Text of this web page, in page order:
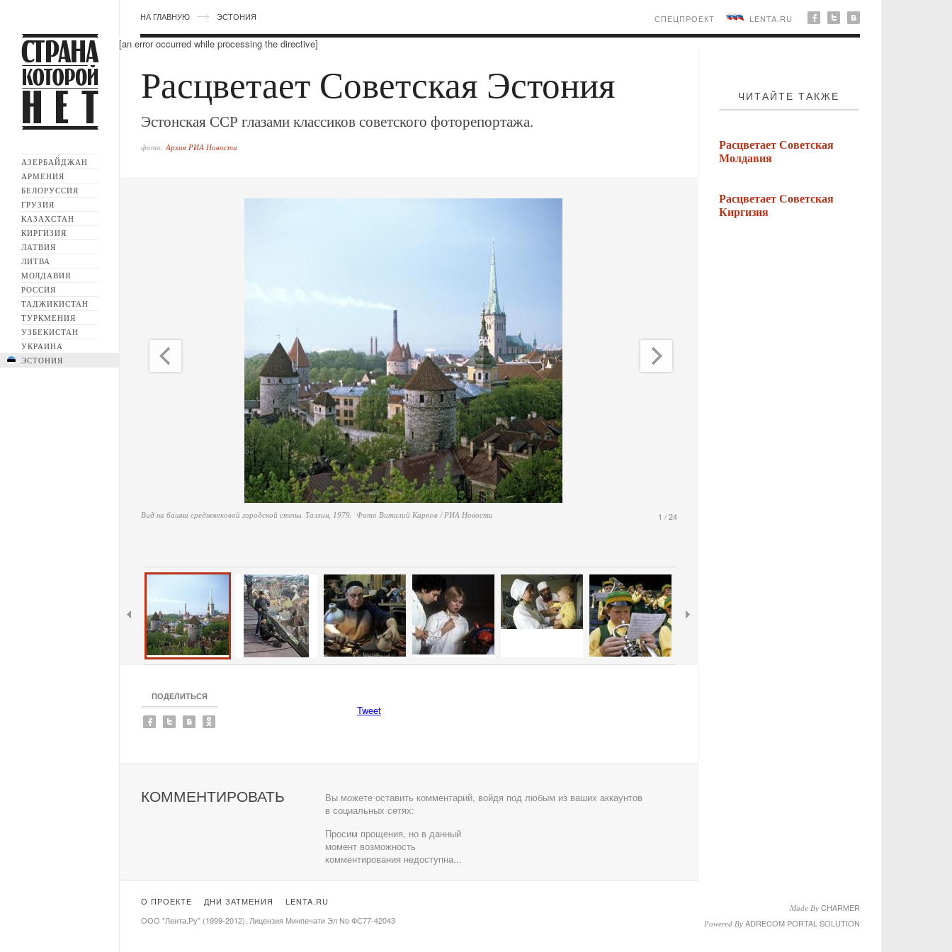
АЗЕРБАЙДЖАН
АРМЕНИЯ
БЕЛОРУССИЯ
ГРУЗИЯ
КАЗАХСТАН
КИРГИЗИЯ
ЛАТВИЯ
ЛИТВА
МОЛДАВИЯ
РОССИЯ
ТАДЖИКИСТАН
ТУРКМЕНИЯ
УЗБЕКИСТАН
УКРАИНА
ЭСТОНИЯ
НА ГЛАВНУЮ ЭСТОНИЯ СПЕЦПРОЕКТ LENTA.RU
[an error occurred while processing the directive]
Расцветает Советская Эстония
Эстонская ССР глазами классиков советского фоторепортажа.
фото: Архив РИА Новости
Вид на башни средневековой городской стены. Таллин, 1979. Фото Виталий Карпов / РИА Новости 1 / 24
ПОДЕЛИТЬСЯ
Tweet
КОММЕНТИРОВАТЬ
Вы можете оставить комментарий, войдя под любым из ваших аккаунтов
в социальных сетях:
Просим прощения, но в данный
момент возможность
комментирования недоступна...
ЧИТАЙТЕ ТАКЖЕ
Расцветает Советская
Молдавия
Расцветает Советская
Киргизия
О ПРОЕКТЕ ДНИ ЗАТМЕНИЯ
LENTA.RU
ООО "Лента.Ру" (1999-2012). Лицензия Минпечати Эл No ФС77-42043
Made By CHARMER
Powered By ADRECOM PORTAL SOLUTION